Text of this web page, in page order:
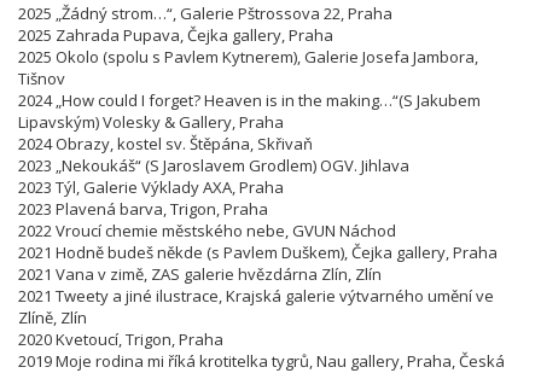
2025 „Žádný strom…“, Galerie Pštrossova 22, Praha
2025 Zahrada Pupava, Čejka gallery, Praha
2025 Okolo (spolu s Pavlem Kytnerem), Galerie Josefa Jambora,
Tišnov
2024 „How could I forget? Heaven is in the making…“(S Jakubem
Lipavským) Volesky & Gallery, Praha
2024 Obrazy, kostel sv. Štěpána, Skřivaň
2023 „Nekoukáš“ (S Jaroslavem Grodlem) OGV. Jihlava
2023 Týl, Galerie Výklady AXA, Praha
2023 Plavená barva, Trigon, Praha
2022 Vroucí chemie městského nebe, GVUN Náchod
2021 Hodně budeš někde (s Pavlem Duškem), Čejka gallery, Praha
2021 Vana v zimě, ZAS galerie hvězdárna Zlín, Zlín
2021 Tweety a jiné ilustrace, Krajská galerie výtvarného umění ve
Zlíně, Zlín
2020 Kvetoucí, Trigon, Praha
2019 Moje rodina mi říká krotitelka tygrů, Nau gallery, Praha, Česká